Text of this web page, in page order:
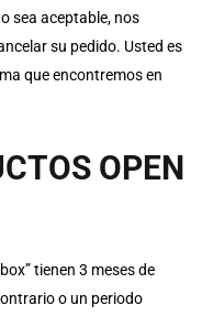
sea aceptable, nos
su pedido. Usted es
que encontremos en
OPEN
tienen 3 meses de
o un periodo